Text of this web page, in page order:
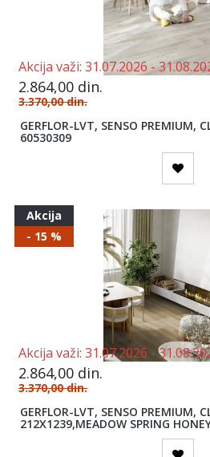
Akcija važi: 31.07.2026 -
2.864,00 din.
3.370,00din.
GERFLOR-LVT, SENSO PREMIUM,
60530309
Akcija
- 15 %
Akcija važi: 31.07.2026 -
2.864,00 din.
3.370,00din.
GERFLOR-LVT, SENSO PREMIUM,
212X1239,MEADOW SPRING